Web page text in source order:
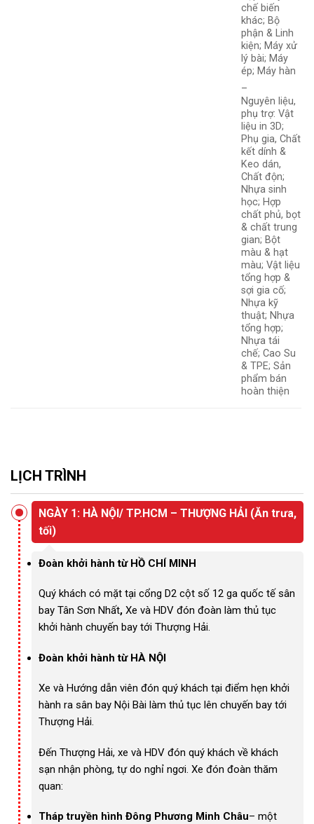
chế biến
khác; Bộ
phận & Linh
kiện; Máy xử
lý bài; Máy
ép; Máy hàn
–
Nguyên liệu,
phụ trợ: Vật
liệu in 3D;
Phụ gia, Chất
kết dính &
Keo dán,
Chất độn;
Nhựa sinh
học; Hợp
chất phủ, bọt
& chất trung
gian; Bột
màu & hạt
màu; Vật liệu
tổng hợp &
sợi gia cố;
Nhựa kỹ
thuật; Nhựa
tổng hợp;
Nhựa tái
chế; Cao Su
& TPE; Sản
phẩm bán
hoàn thiện
LỊCH TRÌNH
NGÀY 1: HÀ NỘI/ TP.HCM – THƯỢNG HẢI (Ăn trưa,
tối)
Đoàn khởi hành từ HỒ CHÍ MINH
Quý khách có mặt tại cổng D2 cột số 12 ga quốc tế sân
bay Tân Sơn Nhất, Xe và HDV đón đoàn làm thủ tục
khởi hành chuyến bay tới Thượng Hải.
Đoàn khởi hành từ HÀ NỘI
Xe và Hướng dẫn viên đón quý khách tại điểm hẹn khởi
hành ra sân bay Nội Bài làm thủ tục lên chuyến bay tới
Thượng Hải.
Đến Thượng Hải, xe và HDV đón quý khách về khách
sạn nhận phòng, tự do nghỉ ngơi. Xe đón đoàn thăm
quan:
Tháp truyền hình Đông Phương Minh Châu– một